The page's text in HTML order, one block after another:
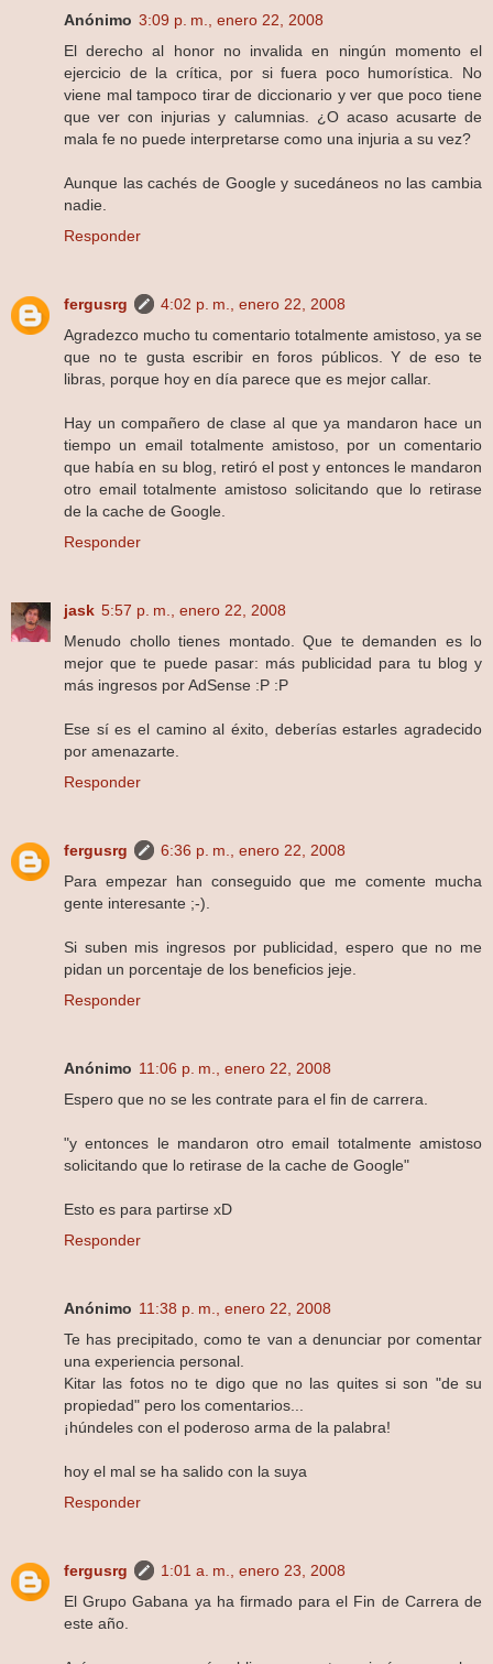
Anónimo 3:09 p. m., enero 22, 2008
El derecho al honor no invalida en ningún momento el
ejercicio de la crítica, por si fuera poco humorística. No
viene mal tampoco tirar de diccionario y ver que poco tiene
que ver con injurias y calumnias. ¿O acaso acusarte de
mala fe no puede interpretarse como una injuria a su vez?
Aunque las cachés de Google y sucedáneos no las cambia
nadie.
Responder
fergusrg
4:02 p. m., enero 22, 2008
Agradezco mucho tu comentario totalmente amistoso, ya se
que no te gusta escribir en foros públicos. Y de eso te
libras, porque hoy en día parece que es mejor callar.
Hay un compañero de clase al que ya mandaron hace un
tiempo un email totalmente amistoso, por un comentario
que había en su blog, retiró el post y entonces le mandaron
otro email totalmente amistoso solicitando que lo retirase
de la cache de Google.
Responder
jask 5:57 p. m., enero 22, 2008
Menudo chollo tienes montado. Que te demanden es lo
mejor que te puede pasar: más publicidad para tu blog y
más ingresos por AdSense :P :P
Ese sí es el camino al éxito, deberías estarles agradecido
por amenazarte.
Responder
fergusrg
6:36 p. m., enero 22, 2008
Para empezar han conseguido que me comente mucha
gente interesante ;-).
Si suben mis ingresos por publicidad, espero que no me
pidan un porcentaje de los beneficios jeje.
Responder
Anónimo 11:06 p. m., enero 22, 2008
Espero que no se les contrate para el fin de carrera.
"y entonces le mandaron otro email totalmente amistoso
solicitando que lo retirase de la cache de Google"
Esto es para partirse xD
Responder
Anónimo 11:38 p. m., enero 22, 2008
Te has precipitado, como te van a denunciar por comentar
una experiencia personal.
Kitar las fotos no te digo que no las quites si son "de su
propiedad" pero los comentarios...
¡húndeles con el poderoso arma de la palabra!
hoy el mal se ha salido con la suya
Responder
fergusrg
1:01 a. m., enero 23, 2008
El Grupo Gabana ya ha firmado para el Fin de Carrera de
este año.